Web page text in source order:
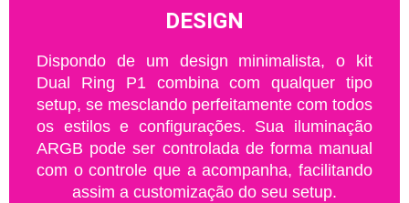
DESIGN
Dispondo de um design minimalista, o kit
Dual Ring P1 combina com qualquer tipo
setup, se mesclando perfeitamente com todos
os estilos e configurações. Sua iluminação
ARGB pode ser controlada de forma manual
com o controle que a acompanha, facilitando
assim a customização do seu setup.